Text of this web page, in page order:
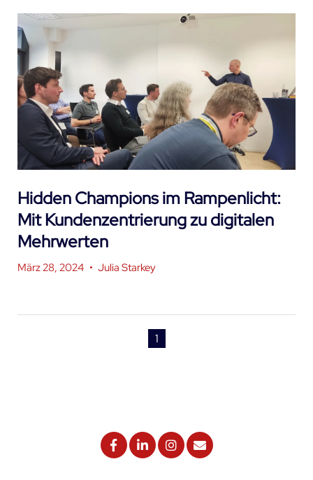
Hidden Champions im Rampenlicht:
Mit Kundenzentrierung zu digitalen
Mehrwerten
März 28, 2024 • Julia Starkey
1